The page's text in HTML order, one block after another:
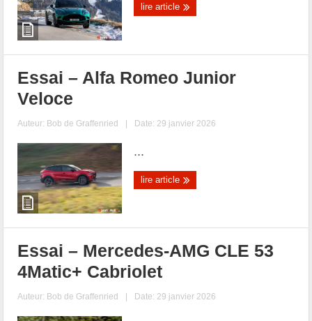
lire article
Essai – Alfa Romeo Junior
Veloce
Auteur: Bob de Graffenried | Date: 29 janvier 2026
...
lire article
Essai – Mercedes-AMG CLE 53
4Matic+ Cabriolet
Auteur: Bob de Graffenried | Date: 29 janvier 2026